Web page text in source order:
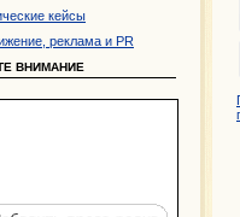
кейсы
реклама и PR
ВНИМАНИЕ